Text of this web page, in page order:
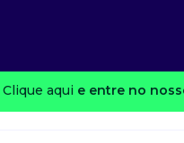
Clique aqui e entre no